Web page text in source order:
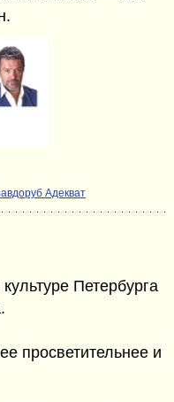
Адекват
Петербурга
просветительнее и